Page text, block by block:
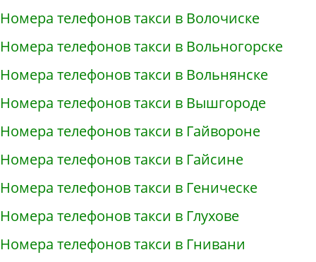
Номера телефонов такси в Волочиске
Номера телефонов такси в Вольногорске
Номера телефонов такси в Вольнянске
Номера телефонов такси в Вышгороде
Номера телефонов такси в Гайвороне
Номера телефонов такси в Гайсине
Номера телефонов такси в Геническе
Номера телефонов такси в Глухове
Номера телефонов такси в Гнивани